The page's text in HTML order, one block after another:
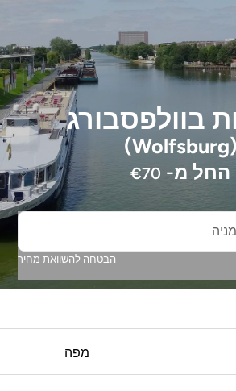
בוולפסבורג
(Wolfsburg)
החל מ- €70
הבטחה להשוואת מחיר
מפה